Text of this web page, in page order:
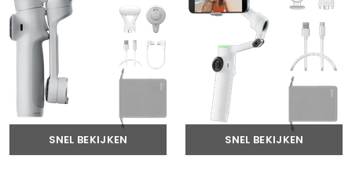
SNEL BEKIJKEN SNEL BEKIJKEN